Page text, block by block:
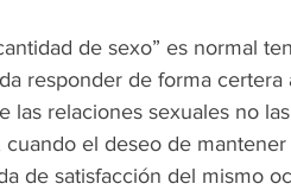
de sexo” es normal
responder de forma certera
las relaciones sexuales no
el deseo de
de satisfacción del mismo